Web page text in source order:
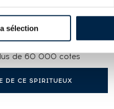
sélection
et illimité
de 60 000 cotes
DE CE SPIRITUEUX
33€